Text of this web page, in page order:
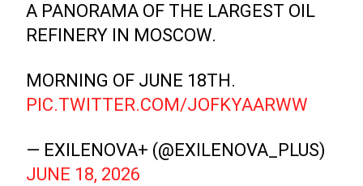
A PANORAMA OF THE LARGEST OIL
REFINERY IN MOSCOW.
MORNING OF JUNE 18TH.
PIC.TWITTER.COM/JOFKYAARWW
— EXILENOVA+ (@EXILENOVA_PLUS)
JUNE 18, 2026